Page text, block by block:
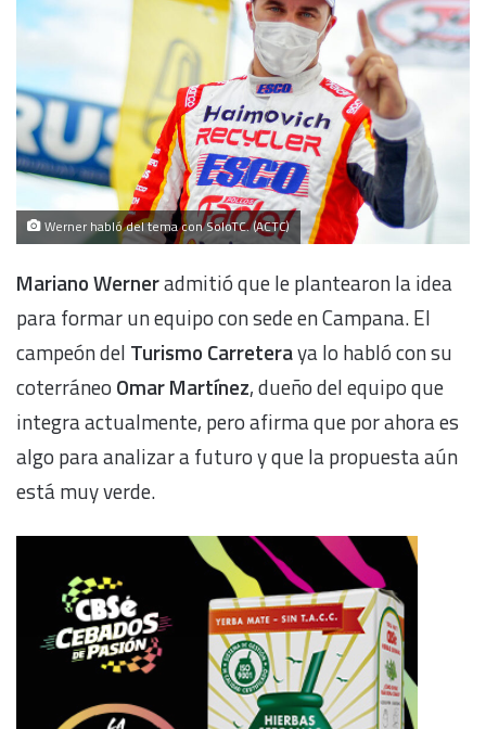
Werner habló del tema con SoloTC. (ACTC)
Mariano Werneradmitió que le plantearon la idea
para formar un equipo con sede en Campana. El
campeón del Turismo Carreteraya lo habló con su
coterráneo Omar Martínez, dueño del equipo que
integra actualmente, pero afirma que por ahora es
algo para analizar a futuro y que la propuesta aún
está muy verde.